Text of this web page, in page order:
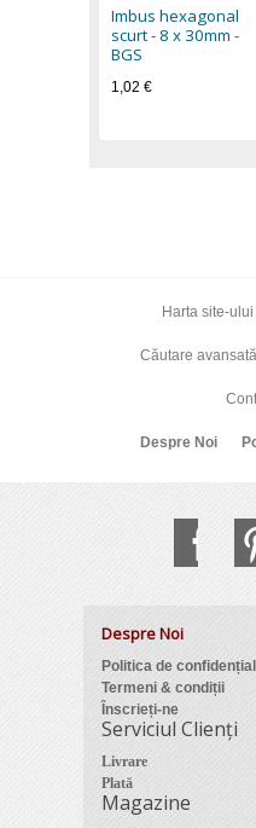
Imbus hexagonal
scurt - 8 x 30mm -
BGS
1,02 €
Harta site-ului
Căutare avansată
Despre Noi
Despre Noi
Politica de
Termeni & condiții
Înscrieți-ne
Serviciul Clienți
Livrare
Plată
Magazine